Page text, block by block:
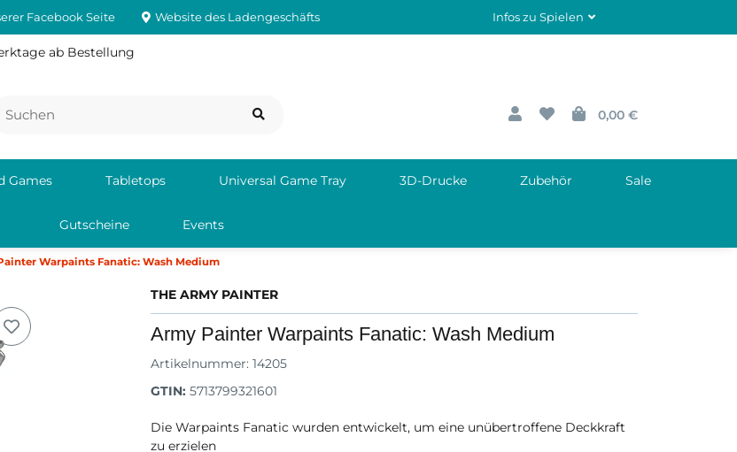
Facebook Seite Website des Ladengeschäfts Infos zu Spielen
ab Bestellung
0,00 €
Games Tabletops Universal Game Tray 3D-Drucke Zubehör Sale
Gutscheine Events
Warpaints Fanatic: Wash Medium
THE ARMY PAINTER
Army Painter Warpaints Fanatic: Wash Medium
Artikelnummer: 14205
GTIN: 5713799321601
Die Warpaints Fanatic wurden entwickelt, um eine unübertroffene Deckkraft
zu erzielen